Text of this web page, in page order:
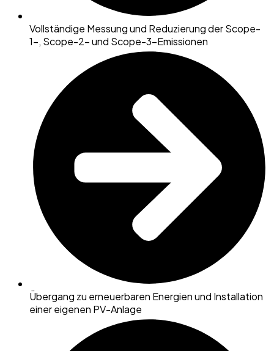
Vollständige Messung und Reduzierung der Scope-
1-, Scope-2- und Scope-3-Emissionen
Übergang zu erneuerbaren Energien und Installation
einer eigenen PV-Anlage